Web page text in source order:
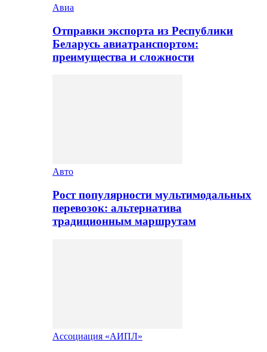
Авиа
Отправки экспорта из Республики
Беларусь авиатранспортом:
преимущества и сложности
Авто
Рост популярности мультимодальных
перевозок: альтернатива
традиционным маршрутам
Ассоциация «АИПЛ»